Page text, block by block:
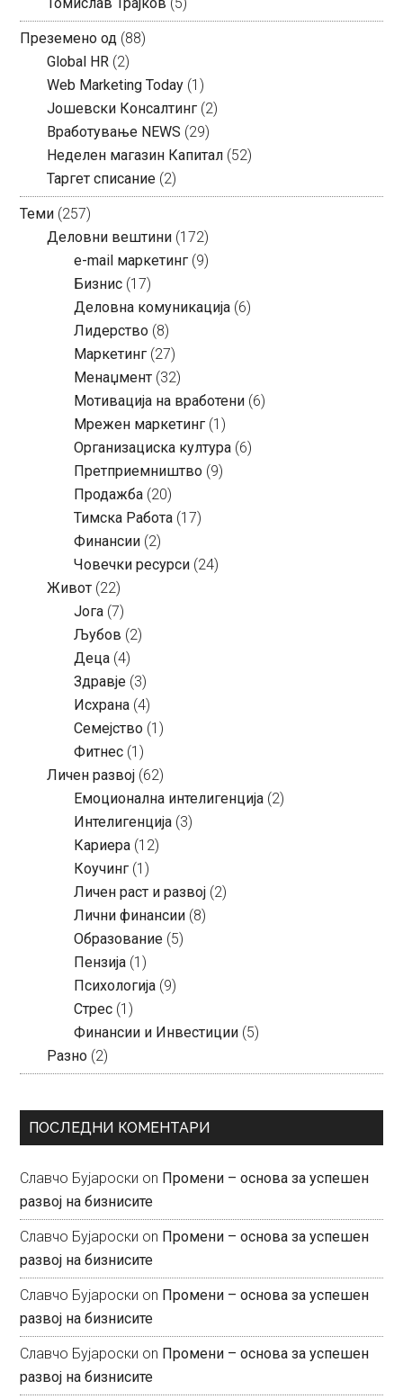
Преземено од (88)
Global HR (2)
Web Marketing Today (1)
Јошевски Консалтинг (2)
Вработување NEWS (29)
Неделен магазин Капитал (52)
Таргет списание (2)
Теми (257)
Деловни вештини (172)
e-mail маркетинг (9)
Бизнис (17)
Деловна комуникација (6)
Лидерство (8)
Маркетинг (27)
Менаџмент (32)
Мотивација на вработени (6)
Мрежен маркетинг (1)
Организациска култура (6)
Претприемништво (9)
Продажба (20)
Тимска Работа (17)
Финансии (2)
Човечки ресурси (24)
Живот (22)
Јога (7)
Љубов (2)
Деца (4)
Здравје (3)
Исхрана (4)
Семејство (1)
Фитнес (1)
Личен развој (62)
Емоционална интелигенција (2)
Интелигенција (3)
Кариера (12)
Коучинг (1)
Личен раст и развој (2)
Лични финансии (8)
Образование (5)
Пензија (1)
Психологија (9)
Стрес (1)
Финансии и Инвестиции (5)
Разно (2)
ПОСЛЕДНИ КОМЕНТАРИ
Славчо Бујароски on Промени – основа за успешен
развој на бизнисите
Славчо Бујароски on Промени – основа за успешен
развој на бизнисите
Славчо Бујароски on Промени – основа за успешен
развој на бизнисите
Славчо Бујароски on Промени – основа за успешен
развој на бизнисите